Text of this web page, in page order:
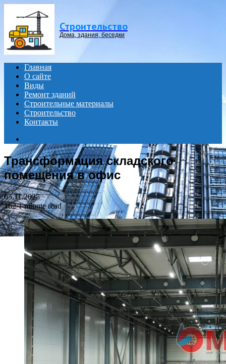
Строительство
Дома, здания, беседки
Главная
О сайте
Виды
Ремонт зданий
Строительные материалы
Строительство
Контакты
for
Трансформация складского
помещения в офис
05.11.2025
1621 minute read